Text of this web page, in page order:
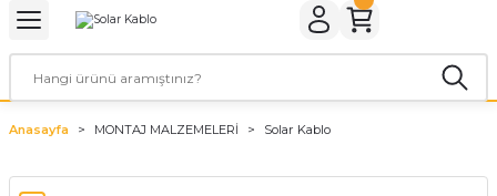
CİHAZLARI
Anasayfa MONTAJ MALZEMELERİ Solar Kablo